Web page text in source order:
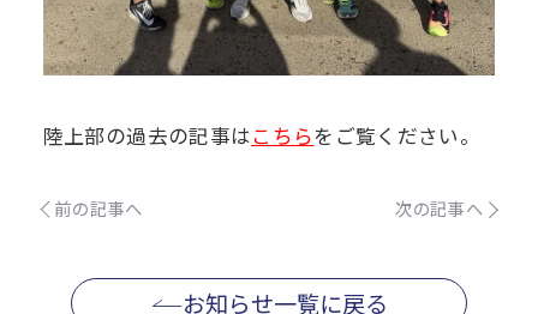
陸上部の過去の記事はこちらをご覧ください。
前の記事へ 次の記事へ
お知らせ一覧に戻る